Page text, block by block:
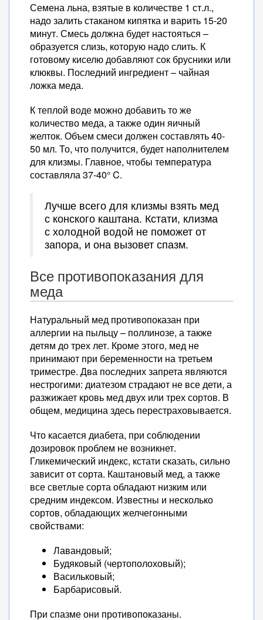
Семена льна, взятые в количестве 1 ст.л.,
надо залить стаканом кипятка и варить 15-20
минут. Смесь должна будет настояться –
образуется слизь, которую надо слить. К
готовому киселю добавляют сок брусники или
клюквы. Последний ингредиент – чайная
ложка меда.
К теплой воде можно добавить то же
количество меда, а также один яичный
желток. Объем смеси должен составлять 40-
50 мл. То, что получится, будет наполнителем
для клизмы. Главное, чтобы температура
составляла 37-40° C.
Лучше всего для клизмы взять мед
с конского каштана. Кстати, клизма
с холодной водой не поможет от
запора, и она вызовет спазм.
Все противопоказания для
меда
Натуральный мед противопоказан при
аллергии на пыльцу – поллинозе, а также
детям до трех лет. Кроме этого, мед не
принимают при беременности на третьем
триместре. Два последних запрета являются
нестрогими: диатезом страдают не все дети, а
разжижает кровь мед двух или трех сортов. В
общем, медицина здесь перестраховывается.
Что касается диабета, при соблюдении
дозировок проблем не возникнет.
Гликемический индекс, кстати сказать, сильно
зависит от сорта. Каштановый мед, а также
все светлые сорта обладают низким или
средним индексом. Известны и несколько
сортов, обладающих желчегонными
свойствами:
Лавандовый;
Будяковый (чертополоховый);
Васильковый;
Барбарисовый.
При спазме они противопоказаны.